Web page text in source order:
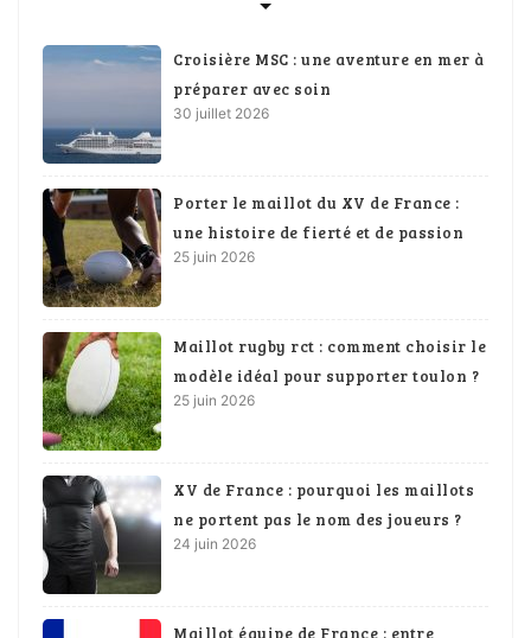
Croisière MSC : une aventure en mer à
préparer avec soin
30 juillet 2026
Porter le maillot du XV de France :
une histoire de fierté et de passion
25 juin 2026
Maillot rugby rct : comment choisir le
modèle idéal pour supporter toulon ?
25 juin 2026
XV de France : pourquoi les maillots
ne portent pas le nom des joueurs ?
24 juin 2026
Maillot équipe de France : entre